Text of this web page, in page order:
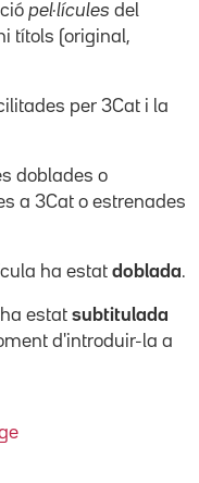
pel·lícules del
títols (original,
per 3Cat i la
doblades o
a 3Cat o estrenades
ha estat doblada.
estat subtitulada
d'introduir-la a